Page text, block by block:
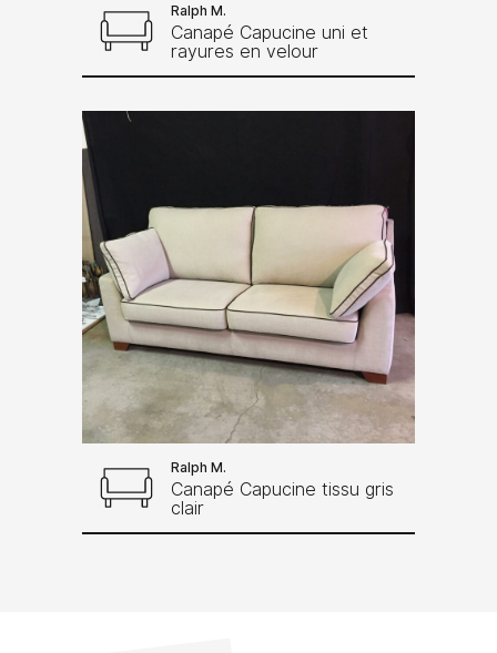
Ralph M.
Canapé Capucine uni et
rayures en velour
Ralph M.
Canapé Capucine tissu gris
clair